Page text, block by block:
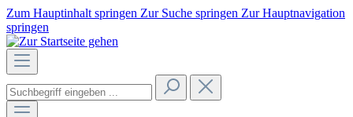
Zum Hauptinhalt springen Zur Suche springen Zur Hauptnavigation
springen